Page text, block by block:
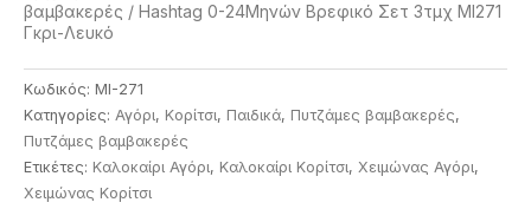
βαμβακερές / Hashtag 0-24Μηνών Βρεφικό Σετ 3τμχ MI271
Γκρι-Λευκό
Κωδικός: MI-271
Κατηγορίες: Αγόρι, Κορίτσι, Παιδικά, Πυτζάμες βαμβακερές,
Πυτζάμες βαμβακερές
Ετικέτες: Καλοκαίρι Αγόρι, Καλοκαίρι Κορίτσι, Χειμώνας Αγόρι,
Χειμώνας Κορίτσι